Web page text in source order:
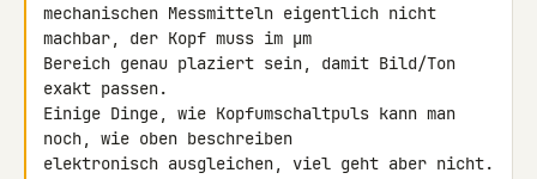
mechanischen Messmitteln eigentlich nicht
machbar, der Kopf muss im µm
Bereich genau plaziert sein, damit Bild/Ton
exakt passen.
Einige Dinge, wie Kopfumschaltpuls kann man
noch, wie oben beschreiben
elektronisch ausgleichen, viel geht aber nicht.